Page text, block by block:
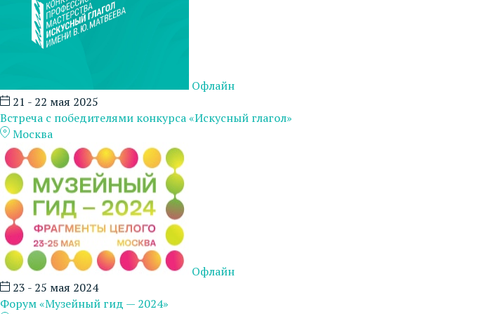
Офлайн
21 - 22 мая 2025
Встреча с победителями конкурса «Искусный глагол»
Москва
Офлайн
23 - 25 мая 2024
Форум «Музейный гид — 2024»